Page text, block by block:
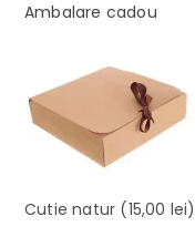
Ambalare cadou
Cutie natur (15,00 lei)